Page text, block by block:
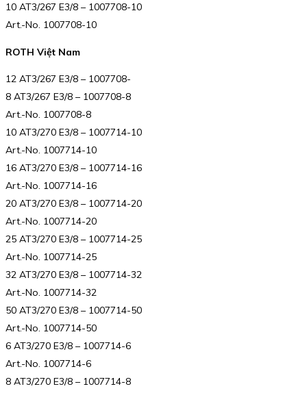
10 AT3/267 E3/8 – 1007708-10
Art.-No. 1007708-10
ROTH Việt Nam
12 AT3/267 E3/8 – 1007708-
8 AT3/267 E3/8 – 1007708-8
Art.-No. 1007708-8
10 AT3/270 E3/8 – 1007714-10
Art.-No. 1007714-10
16 AT3/270 E3/8 – 1007714-16
Art.-No. 1007714-16
20 AT3/270 E3/8 – 1007714-20
Art.-No. 1007714-20
25 AT3/270 E3/8 – 1007714-25
Art.-No. 1007714-25
32 AT3/270 E3/8 – 1007714-32
Art.-No. 1007714-32
50 AT3/270 E3/8 – 1007714-50
Art.-No. 1007714-50
6 AT3/270 E3/8 – 1007714-6
Art.-No. 1007714-6
8 AT3/270 E3/8 – 1007714-8